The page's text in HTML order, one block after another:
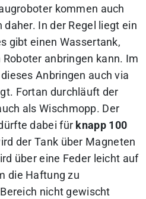
kommen auch
In der Regel liegt ein
gibt einen Wassertank,
anbringen kann. Im
Anbringen auch via
Fortan durchläuft der
als Wischmopp. Der
dabei für knapp 100
der Tank über Magneten
über eine Feder leicht auf
die Haftung zu
nicht gewischt